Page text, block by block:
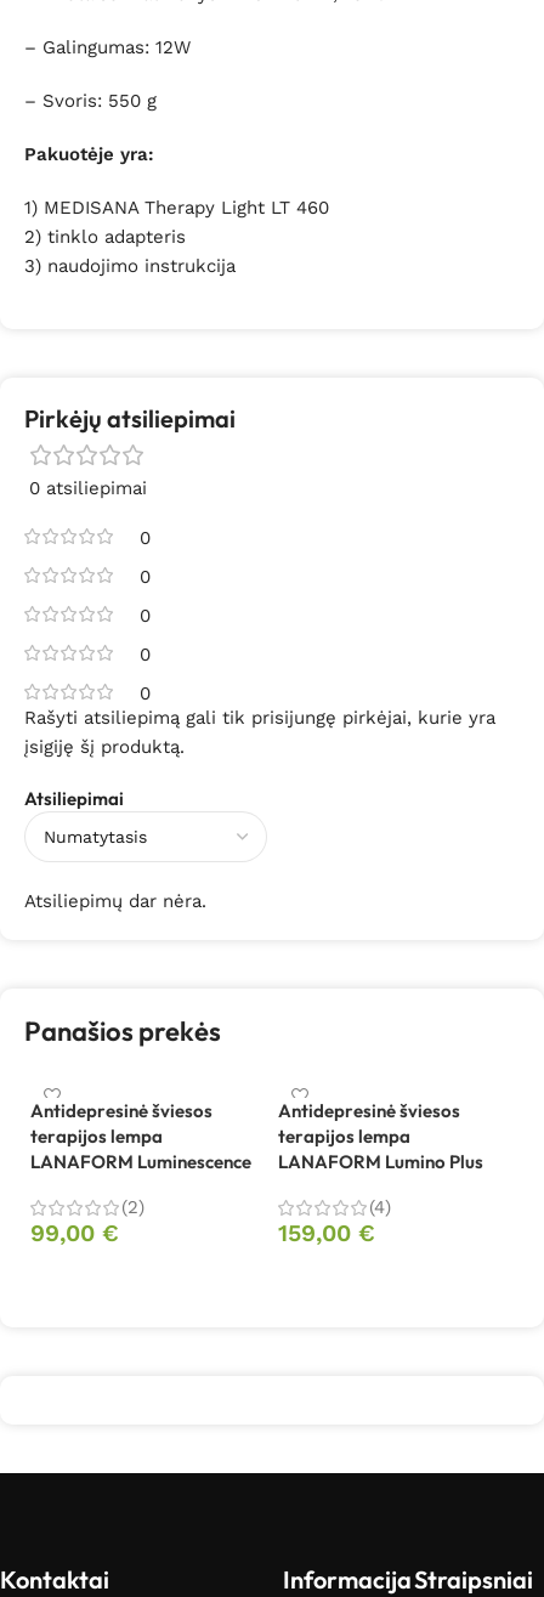
– Galingumas: 12W
– Svoris: 550 g
Pakuotėje yra:
1) MEDISANA Therapy Light LT 460
2) tinklo adapteris
3) naudojimo instrukcija
Pirkėjų atsiliepimai
0 atsiliepimai
0
0
0
0
0
Atsiliepimai
Atsiliepimų dar nėra.
Rašyti atsiliepimą gali tik prisijungę pirkėjai, kurie yra
įsigiję šį produktą.
Panašios prekės
Antidepresinė šviesos
terapijos lempa
LANAFORM Luminescence
(2)
99,00 €
Antidepresinė šviesos
terapijos lempa
LANAFORM Lumino Plus
(4)
159,00 €
Kontaktai InformacijaStraipsniai